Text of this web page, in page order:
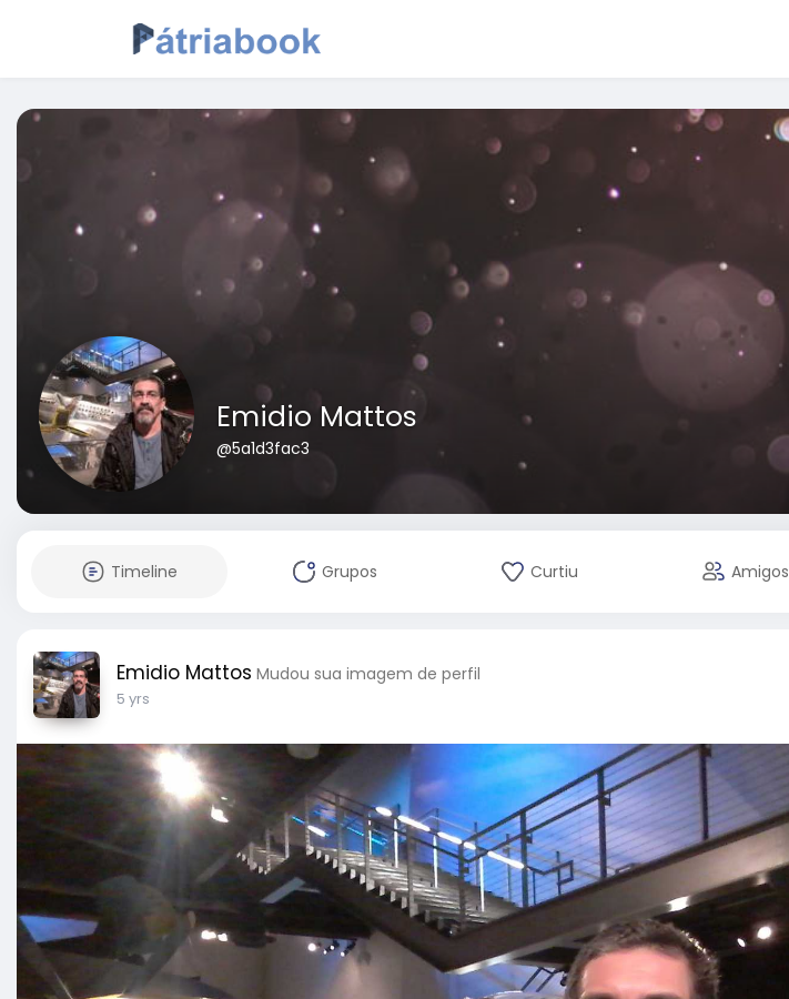
Emidio Mattos
@5a1d3fac3
Timeline Grupos Curtiu Amigos
Emidio Mattos Mudou sua imagem de perfil
5 yrs